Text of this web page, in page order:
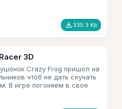
file_download 335.3 Kb
3D
Crazy Frog пришол на
чтоб не дать скучать
В игре погоняем в свое